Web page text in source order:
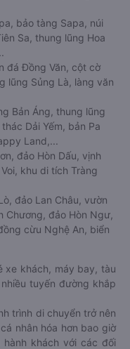
bảo tàng Sapa, núi
Sa, thung lũng Hoa
đá Đồng Văn, cột cờ
lũng Sủng Là, làng văn
Bản Áng, thung lũng
Dải Yếm, bản Pa
Land,...
đảo Hòn Dấu, vịnh
khu di tích Tràng
đảo Lan Châu, vườn
Chương, đảo Hòn Ngư,
cừu Nghệ An, biển
xe khách, máy bay, tàu
tuyến đường khắp
trình di chuyển trở nên
nhân hóa hơn bao giờ
hành khách với các đối